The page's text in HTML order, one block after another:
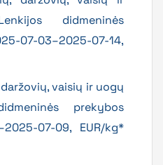
didmeninės
07-03–2025-07-14,
vaisių ir uogų
prekybos
07-09, EUR/kg*